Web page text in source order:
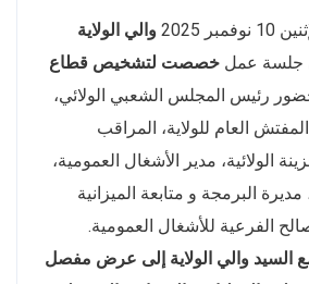
2025
والي الولاية
جلسة عمل خصصت لتشخيص قطاع
رئيس المجلس الشعبي الولائي،
المفتش العام للولاية، المراقب
الولائية، مدير الأشغال العمومية،
مديرة البرمجة و متابعة الميزانية
الفرعية للأشغال العمومية.
السيد والي الولاية إلى عرض مفصل